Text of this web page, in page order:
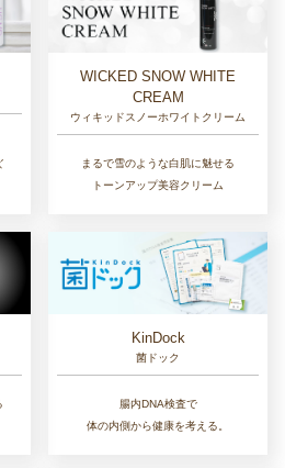
WICKED SNOW WHITE
CREAM
ウィキッドスノーホワイトクリーム
まるで雪のような白肌に魅せる
トーンアップ美容クリーム
KinDock
菌ドック
腸内DNA検査で
体の内側から健康を考える。